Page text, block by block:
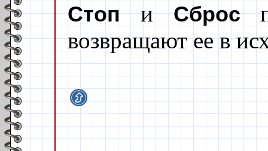
СтопиСброс
возвращают ее в